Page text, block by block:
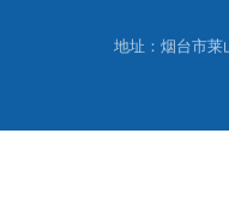
地址：烟台市莱